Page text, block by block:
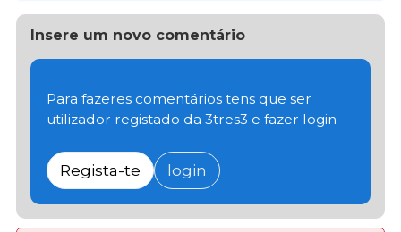
Insere um novo comentário
Para fazeres comentários tens que ser
utilizador registado da 3tres3 e fazer login
Regista-te login